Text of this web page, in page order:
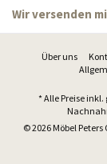
Wir versenden
Über uns
* Alle Preise
© 2026 Möbel